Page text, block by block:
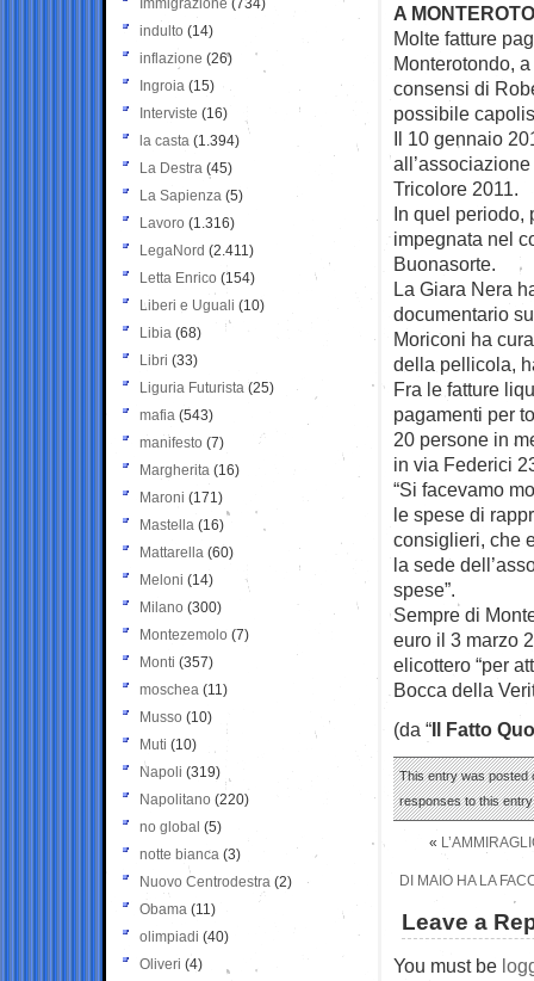
A
Molte fatture
Monterotondo,
consensi di
possibile
Il 10 gennaio
Tricolore 2011.
In quel periodo,
impegnata nel
Buonasorte.
La Giara Nera
documentario
Moriconi ha
della pellicola,
Fra le fatture
pagamenti per
20 persone in
in via Federici
“Si facevamo
le spese di
consiglieri, che
la sede
spese”.
Sempre di
euro il 3 marzo
elicottero “per
Bocca della
(da “Il Fatto
This entry was posted
responses to this
«
DI MAIO HA LA
Leave a
You must be
Immigrazione (734)
indulto (14)
inflazione (26)
Ingroia (15)
Interviste (16)
la casta (1.394)
La Destra (45)
La Sapienza (5)
Lavoro (1.316)
LegaNord (2.411)
Letta Enrico (154)
Liberi e Uguali (10)
Libia (68)
Libri (33)
Liguria Futurista (25)
mafia (543)
manifesto (7)
Margherita (16)
Maroni (171)
Mastella (16)
Mattarella (60)
Meloni (14)
Milano (300)
Montezemolo (7)
Monti (357)
moschea (11)
Musso (10)
Muti (10)
Napoli (319)
Napolitano (220)
no global (5)
notte bianca (3)
Nuovo Centrodestra (2)
Obama (11)
olimpiadi (40)
Oliveri (4)